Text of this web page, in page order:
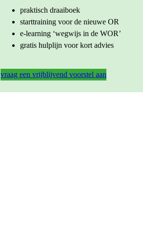
praktisch draaiboek
starttraining voor de nieuwe OR
e-learning ‘wegwijs in de WOR’
gratis hulplijn voor kort advies
vraag een vrijblijvend voorstel aan